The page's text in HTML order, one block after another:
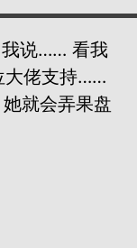
说…… 看我
大佬支持……
就会弄果盘